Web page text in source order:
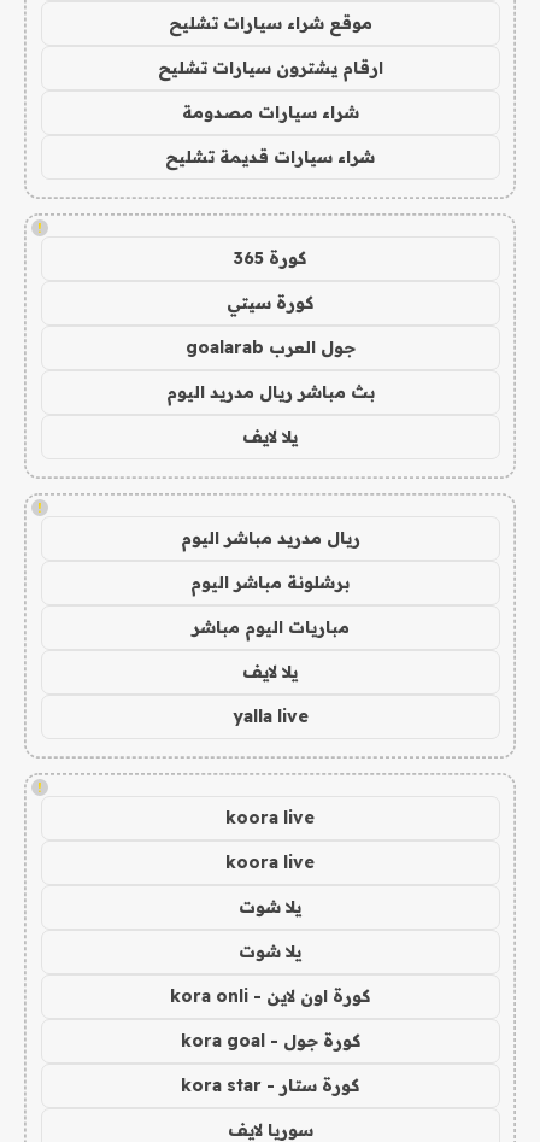
موقع شراء سيارات تشليح
ارقام يشترون سيارات تشليح
شراء سيارات مصدومة
شراء سيارات قديمة تشليح
!
كورة 365
كورة سيتي
جول العرب goalarab
بث مباشر ريال مدريد اليوم
يلا لايف
!
ريال مدريد مباشر اليوم
برشلونة مباشر اليوم
مباريات اليوم مباشر
يلا لايف
yalla live
!
koora live
koora live
يلا شوت
يلا شوت
كورة اون لاين - kora onli
كورة جول - kora goal
كورة ستار - kora star
سوريا لايف